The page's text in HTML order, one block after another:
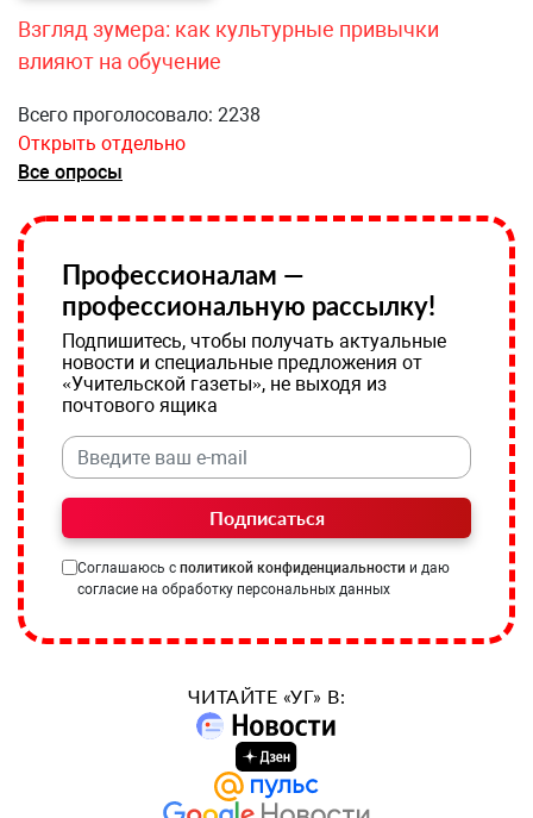
Взгляд зумера: как культурные привычки
влияют на обучение
Всего проголосовало: 2238
Открыть отдельно
Все опросы
Профессионалам —
профессиональную рассылку!
Подпишитесь, чтобы получать актуальные
новости и специальные предложения от
«Учительской газеты», не выходя из
почтового ящика
Подписаться
Соглашаюсь с политикой конфиденциальности и даю
согласие на обработку персональных данных
ЧИТАЙТЕ «УГ» В: